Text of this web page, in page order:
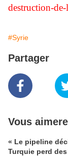
destruction-
#Syrie
Partager
Vous
« Le pipeline
Turquie perd